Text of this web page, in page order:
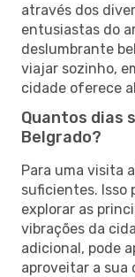
através dos
entusiastas do
deslumbrante
viajar sozinho,
cidade oferece
Quantos dias
Belgrado?
Para uma visita
suficientes. Isso
explorar as
vibrações da
adicional, pode
aproveitar a sua